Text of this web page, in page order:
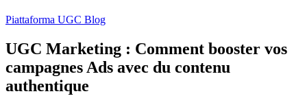
Piattaforma UGC Blog
UGC Marketing : Comment booster vos
campagnes Ads avec du contenu
authentique